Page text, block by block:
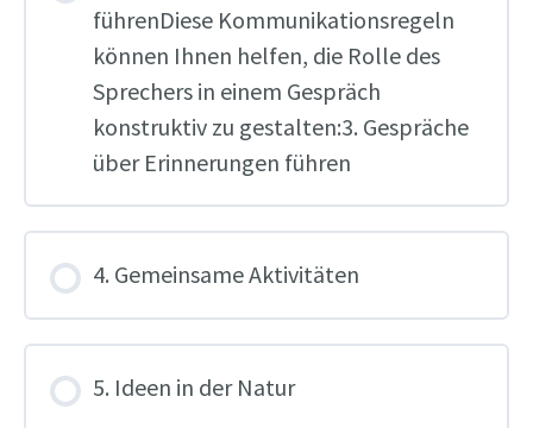
führenDiese Kommunikationsregeln
können Ihnen helfen, die Rolle des
Sprechers in einem Gespräch
konstruktiv zu gestalten:3. Gespräche
über Erinnerungen führen
4. Gemeinsame Aktivitäten
5. Ideen in der Natur